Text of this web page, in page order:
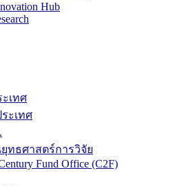
Hub
เทศ
ะเทศ
ทธศาสตร์การวิจัย
Fund Office (C2F)